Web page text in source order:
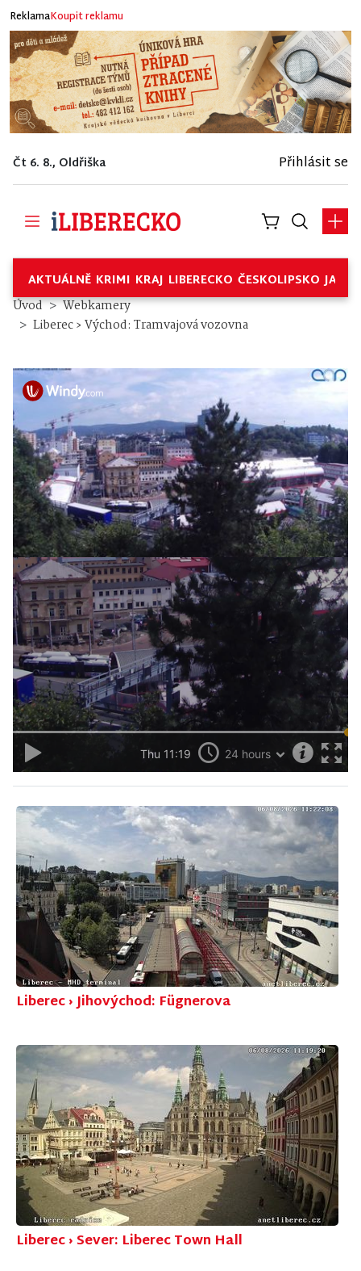
ReklamaKoupit reklamu
Čt 6. 8., Oldřiška Přihlásit se
AKTUÁLNĚ KRIMI KRAJ LIBERECKO ČESKOLIPSKO
Úvod
Webkamery
Liberec › Východ: Tramvajová vozovna
Liberec › Jihovýchod: Fügnerova
Liberec › Sever: Liberec Town Hall